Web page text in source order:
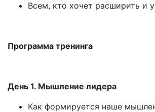
Всем, кто хочет расширить и
Программа тренинга
День 1. Мышление лидера
Как формируется наше